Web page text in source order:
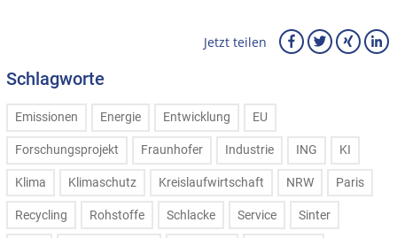
Jetzt teilen
Schlagworte
Emissionen Energie Entwicklung EU
Forschungsprojekt Fraunhofer Industrie ING KI
Klima Klimaschutz Kreislaufwirtschaft NRW Paris
Recycling Rohstoffe Schlacke Service Sinter